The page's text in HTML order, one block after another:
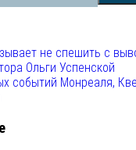
не спешить с
Ольги Успенской
событий Монреаля,